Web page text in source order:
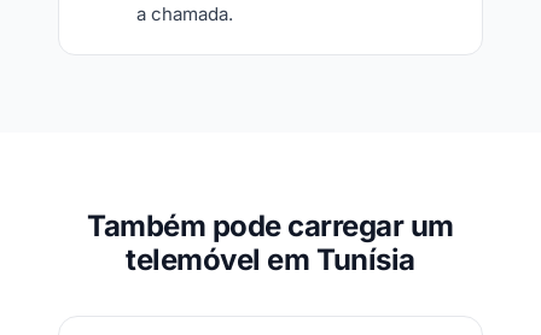
a chamada.
Também pode carregar um
telemóvel em Tunísia